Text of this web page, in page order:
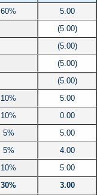
60%
5.00
(5.00)
(5.00)
(5.00)
(5.00)
10%
5.00
10%
0.00
5%
5.00
5%
4.00
10%
5.00
30%
3.00